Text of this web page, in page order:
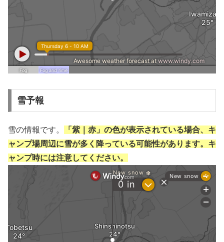
雪予報
雪の情報です。
「紫｜赤」の色が表示されている場合、キ
ャンプ場周辺に雪が多く降っている可能性があります。キ
ャンプ時には注意してください。